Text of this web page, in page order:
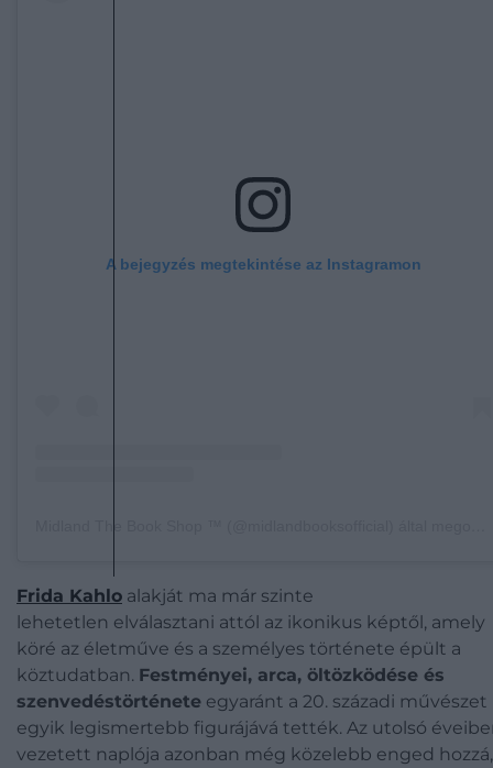
A bejegyzés megtekintése az Instagramon
Frida Kahlo alakját ma már szinte
lehetetlen elválasztani attól az ikonikus képtől, amely
köré az életműve és a személyes története épült a
köztudatban. Festményei, arca, öltözködése és
szenvedéstörténete egyaránt a 20. századi művészet
egyik legismertebb figurájává tették. Az utolsó
vezetett naplója azonban még közelebb enged hozzá,